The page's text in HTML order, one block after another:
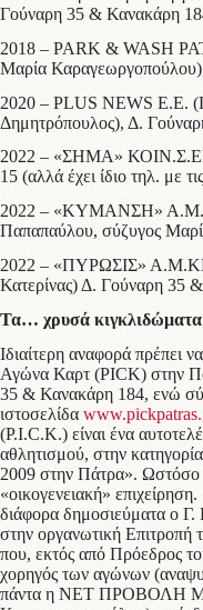
Γούναρη 35 & Κανακάρη
2018 – PARK & WASH
Μαρία
2020 – PLUS NEWS Ε.Ε.
Δημητρόπουλος), Δ.
2022 – «ΣΗΜΑ»
15 (αλλά έχει ίδιο τηλ. με
2022 – «ΚΥΜΑΝΣΗ»
Παπαπαύλου, σύζυγος
2022 – «ΠΥΡΩΣΙΣ»
Κατερίνας) Δ. Γούναρη 35
Τα… χρυσά κιγκλιδώματα
Ιδιαίτερη αναφορά πρέπει
Αγώνα Καρτ (PICK) στην
35 & Κανακάρη 184, ενώ
ιστοσελίδα
(P.I.C.K.) είναι ένα
αθλητισμού, στην
2009 στην Πάτρα». Ωστόσο
«οικογενειακή»
διάφορα δημοσιεύματα ο Γ.
στην οργανωτική
που, εκτός από Πρόεδρος
χορηγός των αγώνων
πάντα η ΝΕΤ ΠΡΟΒΟΛΗ